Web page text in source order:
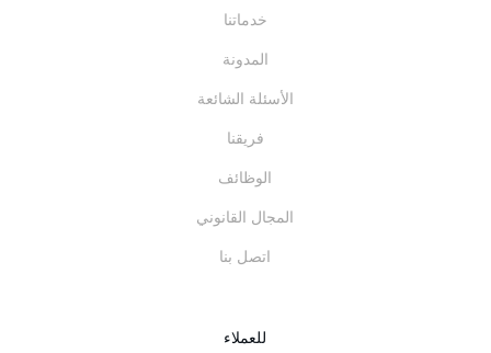
خدماتنا
المدونة
الأسئلة الشائعة
فريقنا
الوظائف
المجال القانوني
اتصل بنا
للعملاء